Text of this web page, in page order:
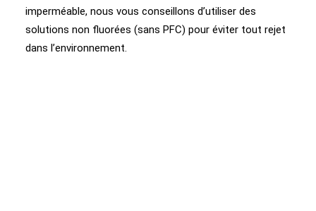
imperméable, nous vous conseillons d’utiliser des
solutions non fluorées (sans PFC) pour éviter tout rejet
dans l’environnement.